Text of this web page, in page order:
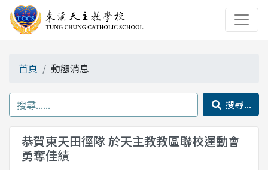
首頁 動態消息
搜尋...
恭賀東天田徑隊 於天主教教區聯校運動會
勇奪佳績